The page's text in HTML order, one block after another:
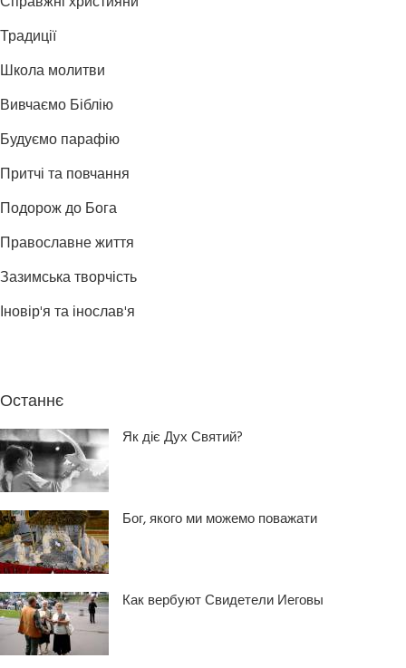
Традиції
Школа молитви
Вивчаємо Біблію
Будуємо парафію
Притчі та повчання
Подорож до Бога
Православне життя
Зазимська творчість
Іновір'я та інослав'я
Останнє
Як діє Дух Святий?
Бог, якого ми можемо поважати
Как вербуют Свидетели Иеговы